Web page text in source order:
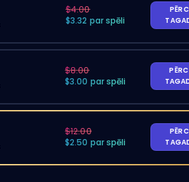
$4.00
$3.32 par spēli
PĒRC
$8.00
$3.00 par spēli
PĒRC
$12.00
$2.50 par spēli
PĒRC